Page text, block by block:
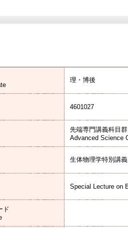
理・博後
4601027
先端専門講義科目
Advanced Science
生体物理学特別講
Special Lecture on
ド